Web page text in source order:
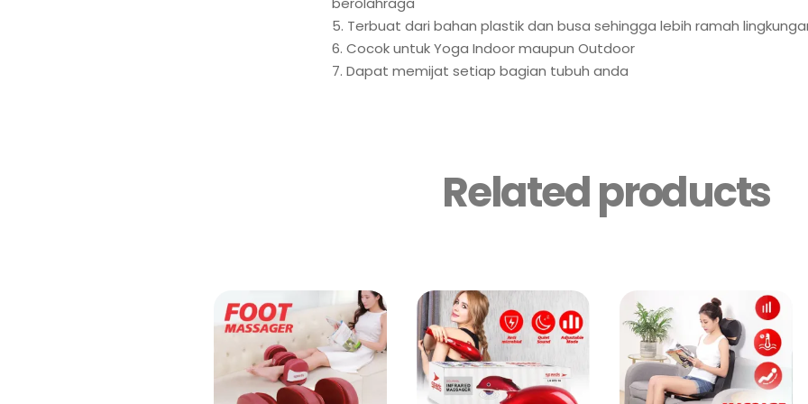
5. Terbuat dari bahan plastik dan busa sehingga lebih ramah
6. Cocok untuk Yoga Indoor maupun Outdoor
7. Dapat memijat setiap bagian tubuh anda
Related products